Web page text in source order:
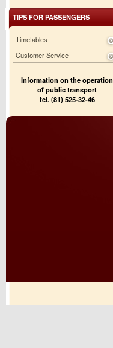
TIPS FOR PASSENGERS
Timetables
Customer Service
Information on the operation
of public transport
tel. (81) 525-32-46